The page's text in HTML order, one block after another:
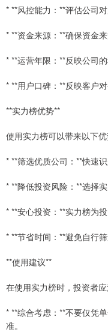
* **风控能力：**评估公司对
* **资金来源：**确保资金来
* **运营年限：**反映公司的
* **用户口碑：**反映客户对
**实力榜优势**
使用实力榜可以带来以下优
* **筛选优质公司：**快速
* **降低投资风险：**选择
* **安心投资：**实力榜为
* **节省时间：**避免自行
**使用建议**
在使用实力榜时，投资者应
* **综合考虑：**不要仅凭
准。